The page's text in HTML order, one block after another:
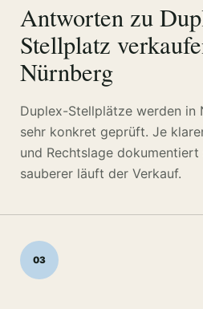
Antworten zu
Stellplatz
Nürnberg
Duplex-Stellplätze werden in
sehr konkret geprüft. Je
und Rechtslage dokumentiert
sauberer läuft der Verkauf.
03